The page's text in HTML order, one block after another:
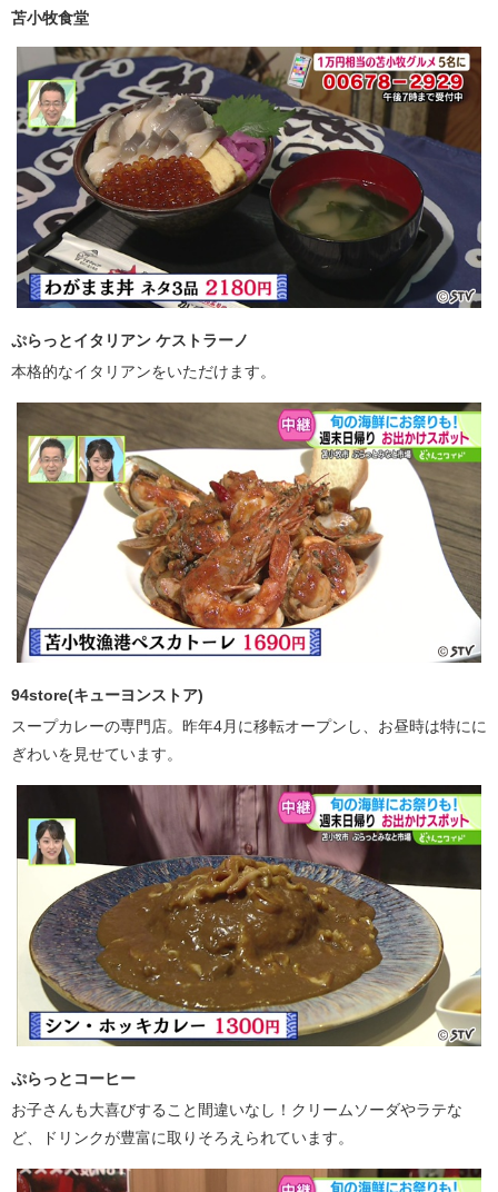
苫小牧食堂
ぷらっとイタリアン ケストラーノ
本格的なイタリアンをいただけます。
94store(キューヨンストア)
スープカレーの専門店。昨年4月に移転オープンし、お昼時は特にに
ぎわいを見せています。
ぷらっとコーヒー
お子さんも大喜びすること間違いなし！クリームソーダやラテな
ど、ドリンクが豊富に取りそろえられています。